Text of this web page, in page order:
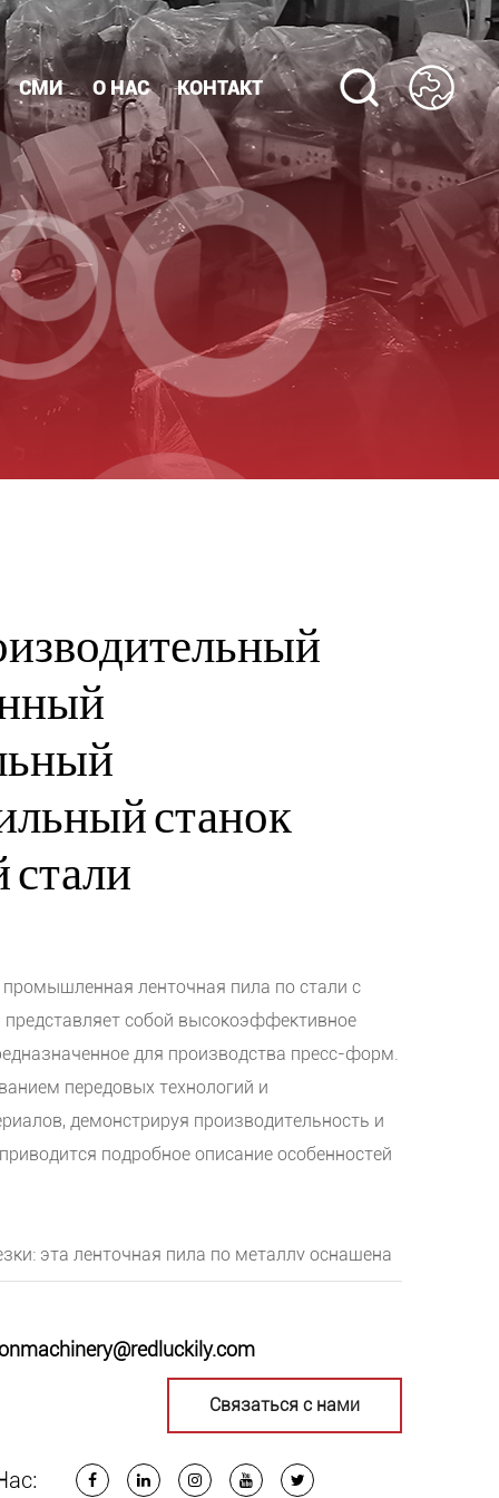
СМИ О НАС КОНТАКТ
станок
ленточная пила по стали с
собой высокоэффективное
для производства пресс-форм.
передовых технологий и
демонстрируя производительность и
подробное описание особенностей
эта ленточная пила по металлу оснащена
пильным полотном, способным
сложной формы, он легко с ними
резку. Регулируя параметры резки и
Связаться с нами